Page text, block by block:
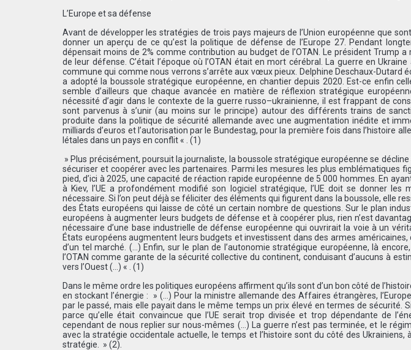
L’Europe et sa défense
Avant de développer les stratégies de trois pays majeurs de l’Union européenne que
donner un aperçu de ce qu’est la politique de défense de l’Europe 27. Pendant
dépensait moins de 2% comme contribution au budget de l’OTAN. Le président Trump
de leur défense. C’était l’époque où l’OTAN était en mort cérébral. La guerre en
commune qui comme nous verrons s’arrête aux vœux pieux. Delphine Deschaux-Dutard
a adopté la boussole stratégique européenne, en chantier depuis 2020. Est-ce enfin
semble d’ailleurs que chaque avancée en matière de réflexion stratégique
nécessité d’agir dans le contexte de la guerre russo–ukrainienne, il est frappant de
sont parvenus à s’unir (au moins sur le principe) autour des différents trains de
produite dans la politique de sécurité allemande avec une augmentation inédite et
milliards d’euros et l’autorisation par le Bundestag, pour la première fois dans l’histoire
létales dans un pays en conflit « . (1)
» Plus précisément, poursuit la journaliste, la boussole stratégique européenne se
sécuriser et coopérer avec les partenaires. Parmi les mesures les plus emblématiques
pied, d’ici à 2025, une capacité de réaction rapide européenne de 5 000 hommes. En
à Kiev, l’UE a profondément modifié son logiciel stratégique, l’UE doit se donner les
nécessaire. Si l’on peut déjà se féliciter des éléments qui figurent dans la boussole, elle
des États européens qui laisse de côté un certain nombre de questions. Sur le plan
européens à augmenter leurs budgets de défense et à coopérer plus, rien n’est
nécessaire d’une base industrielle de défense européenne qui ouvrirait la voie à un
États européens augmentent leurs budgets et investissent dans des armes
d’un tel marché. (…) Enfin, sur le plan de l’autonomie stratégique européenne, là
l’OTAN comme garante de la sécurité collective du continent, conduisant d’aucuns à
vers l’Ouest (…) « . (1)
Dans le même ordre les politiques européens affirment qu’ils sont d’un bon côté de
en stockant l’énergie : » (…) Pour la ministre allemande des Affaires étrangères,
par le passé, mais elle payait dans le même temps un prix élevé en termes de sécurité.
parce qu’elle était convaincue que l’UE serait trop divisée et trop dépendante de
cependant de nous replier sur nous-mêmes (…) La guerre n’est pas terminée, et le
avec la stratégie occidentale actuelle, le temps et l’histoire sont du côté des
stratégie. » (2).